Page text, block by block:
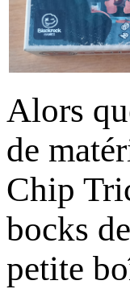
Alors
de
Chip
bocks
petite